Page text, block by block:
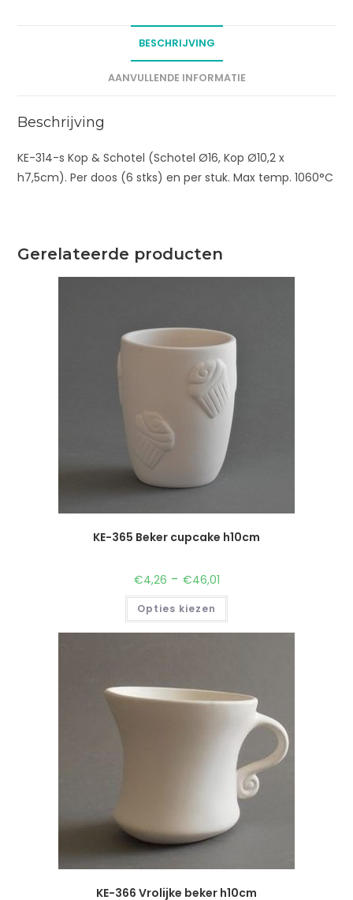
:
BESCHRIJVING
AANVULLENDE INFORMATIE
Beschrijving
KE-314-s Kop & Schotel (Schotel Ø16, Kop Ø10,2 x
h7,5cm). Per doos (6 stks) en per stuk. Max temp. 1060°C
Gerelateerde producten
KE-365 Beker cupcake h10cm
€4,26 - €46,01
Opties kiezen
KE-366 Vrolijke beker h10cm